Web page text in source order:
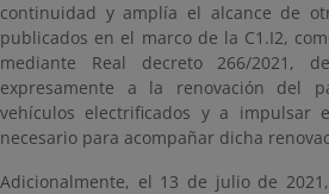
continuidad y amplía el alcance de
publicados en el marco de la C1.I2,
mediante Real decreto 266/2021,
expresamente a la renovación del
vehículos electrificados y a impulsar
necesario para acompañar dicha
Adicionalmente, el 13 de julio de